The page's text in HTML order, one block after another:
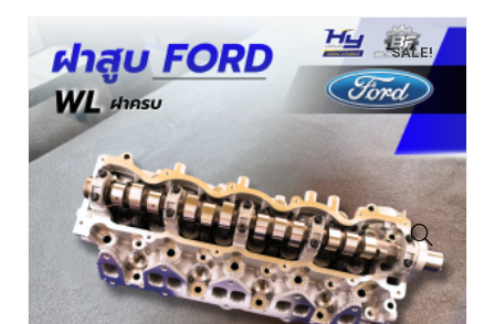
SALE!